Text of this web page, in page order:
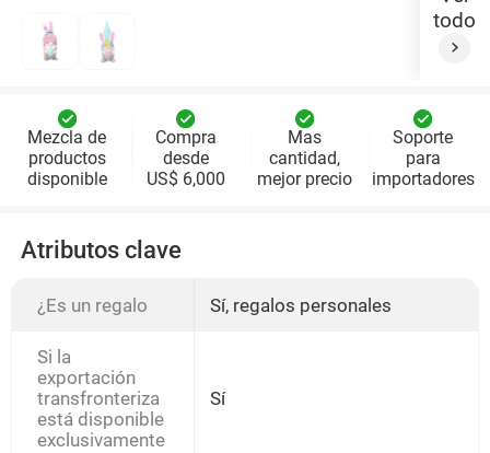
todo
Mezcla de
productos
disponible
Compra
desde
US$ 6,000
Mas
cantidad,
mejor precio
Soporte
para
importadores
Atributos clave
¿Es un regalo Sí, regalos personales
Si la
exportación
transfronteriza
está disponible
exclusivamente
Sí